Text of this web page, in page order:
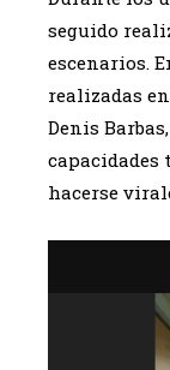
seguido
escenarios.
realizadas
Denis
capacidades
hacerse